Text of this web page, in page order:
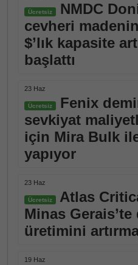
Ücretsiz
NMDC
cevheri
$’lık kapasite
başlattı
23 Haz
Ücretsiz
Fenix
sevkiyat
için Mira Bulk
yapıyor
23 Haz
Ücretsiz
Atlas
Minas
üretimini
19 Haz